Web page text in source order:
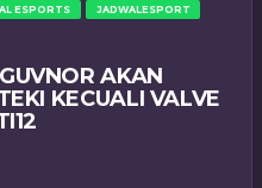
ESPORTS
JADWALESPORT
AKAN
KECUALI VALVE